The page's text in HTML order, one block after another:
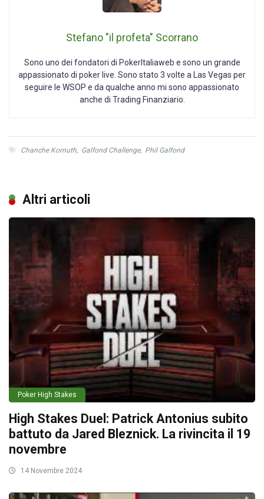
Stefano "il profeta" Scorrano
Sono uno dei fondatori di PokerItaliaweb e sono un grande
appassionato di poker live. Sono stato 3 volte a Las Vegas per
seguire le WSOP e da qualche anno mi sono appassionato
anche di Trading Finanziario.
Chanche Kornuth, Galfond Challenge, Phil Galfond
Altri articoli
Poker High Stakes
High Stakes Duel: Patrick Antonius subito
battuto da Jared Bleznick. La rivincita il 19
novembre
14 Novembre 2024